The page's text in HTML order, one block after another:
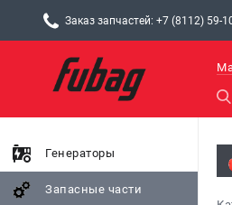
Заказ запчастей: +7 (8112) 59-
Генераторы
Запасные части